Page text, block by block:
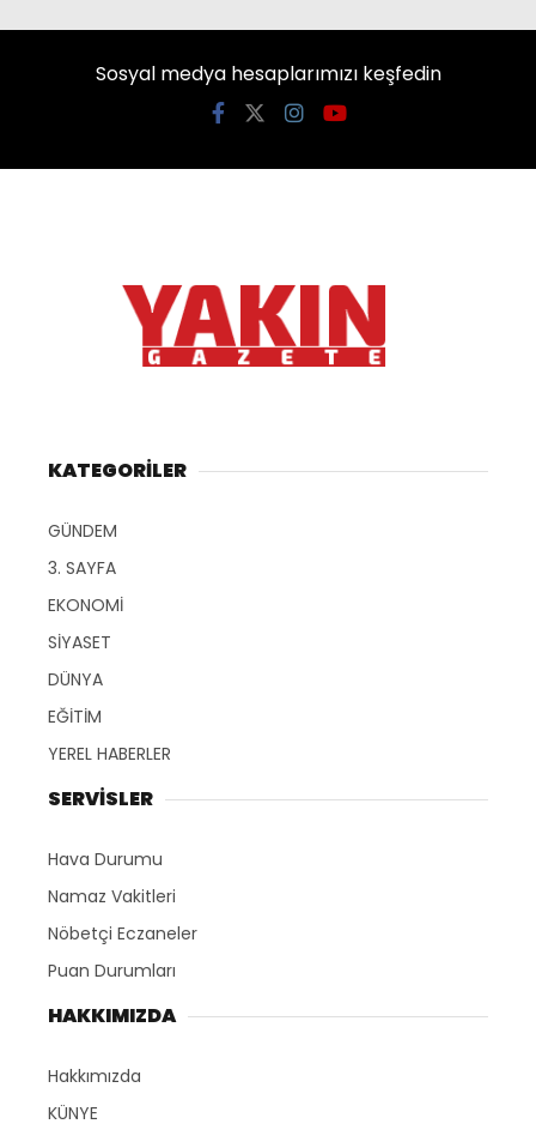
Sosyal medya hesaplarımızı keşfedin
KATEGORİLER
GÜNDEM
3. SAYFA
EKONOMİ
SİYASET
DÜNYA
EĞİTİM
YEREL HABERLER
SERVİSLER
Hava Durumu
Namaz Vakitleri
Nöbetçi Eczaneler
Puan Durumları
HAKKIMIZDA
Hakkımızda
KÜNYE